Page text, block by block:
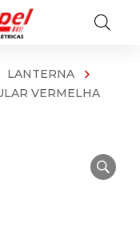
LANTERNA
VERMELHA